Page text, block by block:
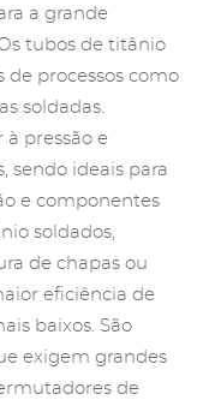
a grande
tubos de titânio
de processos como
soldadas.
pressão e
sendo ideais para
e componentes
soldados,
de chapas ou
eficiência de
baixos. São
exigem grandes
de